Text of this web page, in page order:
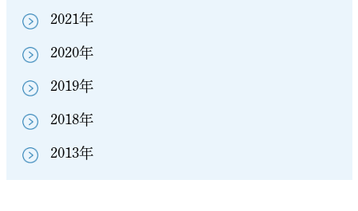
2021年
2020年
2019年
2018年
2013年